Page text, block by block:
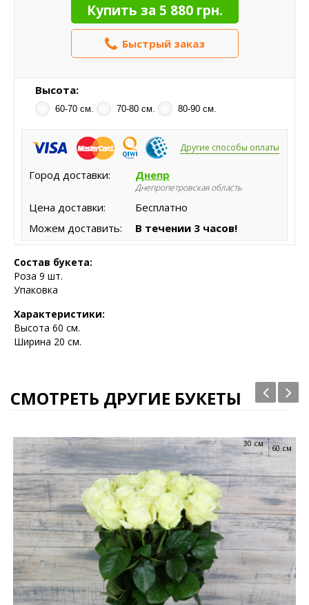
Купить за 5 880 грн.
Быстрый заказ
Высота:
60-70 см. 70-80 см. 80-90 см.
Другие способы оплаты
Город доставки: Днепр
Днепропетровская область
Цена доставки:
Бесплатно
Можем доставить:
В течении 3 часов!
Состав букета:
Роза 9 шт.
Упаковка
Характеристики:
Высота 60 см.
Ширина 20 см.
СМОТРЕТЬ ДРУГИЕ БУКЕТЫ
60 см
30 см